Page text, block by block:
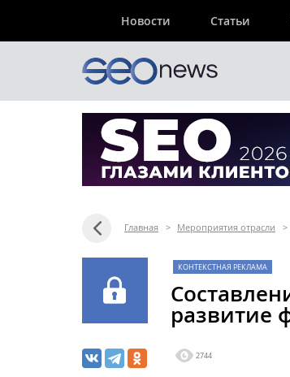
Новости Статьи
Главная > Мероприятия отрасли >
КОНТЕКСТНАЯ РЕКЛАМА
развитие
2744